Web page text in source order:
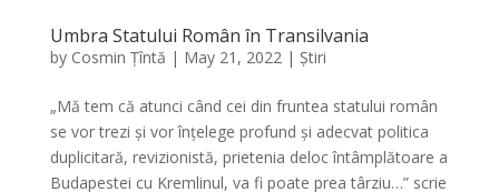
Umbra Statului Român în Transilvania
by Cosmin Țîntă | May 21, 2022| Știri
„Mă tem că atunci când cei din fruntea statului român
se vor trezi și vor înțelege profund și adecvat politica
duplicitară, revizionistă, prietenia deloc întâmplătoare a
Budapestei cu Kremlinul, va fi poate prea târziu…” scrie